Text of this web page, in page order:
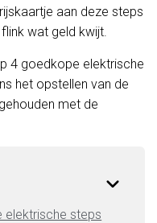
aan deze steps
wat geld kwijt.
4 goedkope elektrische
het opstellen van de
met de
elektrische steps